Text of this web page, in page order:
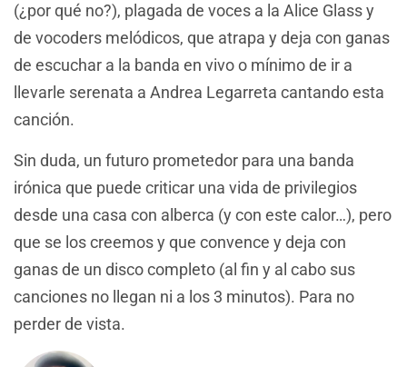
(¿por qué no?), plagada de voces a la Alice Glass y
de vocoders melódicos, que atrapa y deja con ganas
de escuchar a la banda en vivo o mínimo de ir a
llevarle serenata a Andrea Legarreta cantando esta
canción.
Sin duda, un futuro prometedor para una banda
irónica que puede criticar una vida de privilegios
desde una casa con alberca (y con este calor…), pero
que se los creemos y que convence y deja con
ganas de un disco completo (al fin y al cabo sus
canciones no llegan ni a los 3 minutos). Para no
perder de vista.